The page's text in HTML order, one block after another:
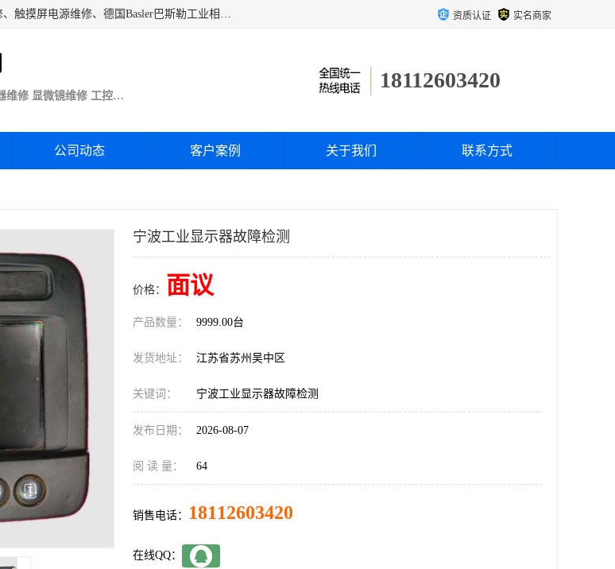
苏州技优电子技术服务公司承接：CCD工业相机维修、康耐视cognex工业相机维修、触摸屏电源维修、德国Basler巴斯勒工业相机维修、科研蛋白分析仪制冷相机维修等各种设备维修。公司客户行业涉及机械制造、注塑业、橡胶、电路板制造工厂、印刷、电梯、汽车生产、发电、电镀、医疗、食品、包装等。 资质认证 实名商家
Basler巴斯勒康耐视Cognex工业CCD相机维修 基恩士视觉控制器维修 显微镜维修 工控触摸屏电源电路板维修
18112603420
公司动态 客户案例 关于我们 联系方式
宁波工业显示器故障检测
价格： 面议
产品数量： 9999.00台
发货地址： 江苏省苏州吴中区
关键词： 宁波工业显示器故障检测
发布日期： 2026-08-07
阅 读 量： 64
销售电话： 18112603420
在线QQ：